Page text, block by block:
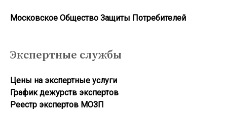
Московское Общество Защиты Потребителей
Экспертные службы
Цены на экспертные услуги
График дежурств экспертов
Реестр экcпертов МОЗП